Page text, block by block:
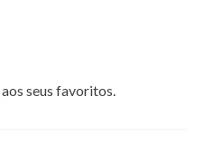
aos seus favoritos.